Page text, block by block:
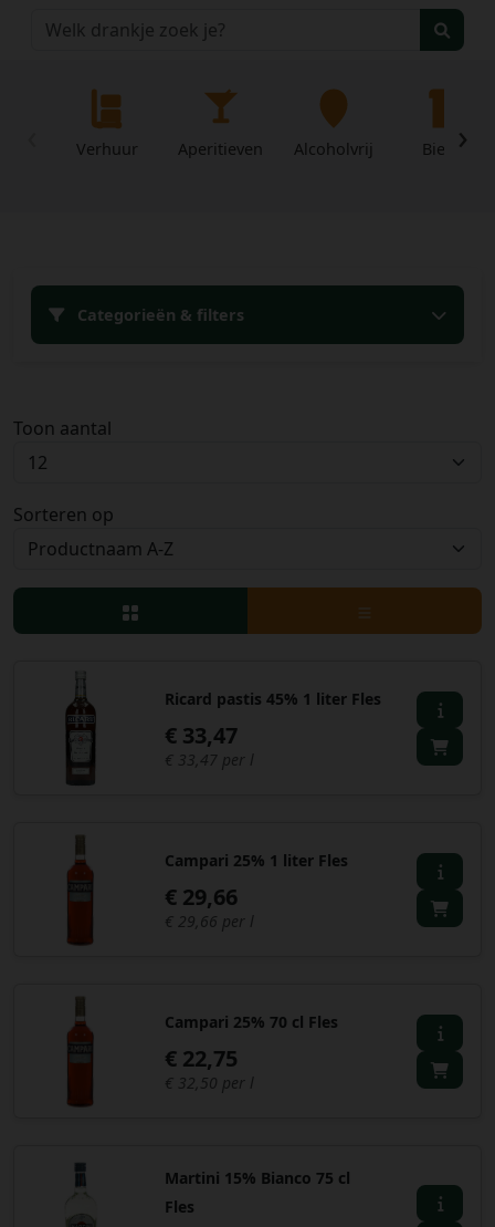
Verhuur Aperitieven Alcoholvrij Bieren›
Categorieën & filters
Toon aantal
Sorteren op
Ricard pastis 45% 1 liter Fles
€ 33,47
€ 33,47 per l
Campari 25% 1 liter Fles
€ 29,66
€ 29,66 per l
Campari 25% 70 cl Fles
€ 22,75
€ 32,50 per l
Martini 15% Bianco 75 cl
Fles
Over
ons
Contact
Mijn
Wachtwoord
Bestellingen